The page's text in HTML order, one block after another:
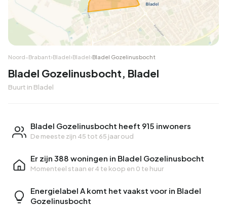
Noord-Brabant›Bladel›Bladel›Bladel Gozelinusbocht
Bladel Gozelinusbocht, Bladel
Buurt in Bladel
Bladel Gozelinusbocht heeft 915 inwoners
De meeste zijn 45 tot 65 jaar oud
Er zijn 388 woningen in Bladel Gozelinusbocht
Momenteel staan er4 te koop en 0 te huur
Energielabel A komt het vaakst voor in Bladel
Gozelinusbocht